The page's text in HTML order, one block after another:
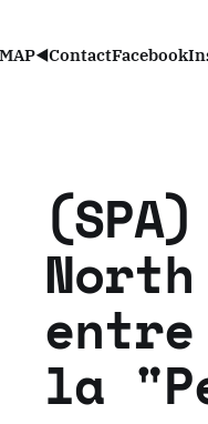
ContactFacebook
la